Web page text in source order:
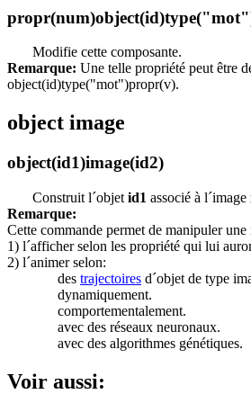
Modifie cette composante.
Remarque: Une telle propriété peut être
object(id)type("mot")propr(v).
object image
object(id1)image(id2)
Construit l´objet id1 associé à l´image
Remarque:
Cette commande permet de manipuler
1) l´afficher selon les propriété qui lui
2) l´animer selon:
des trajectoires d´objet de type
dynamiquement.
comportementalement.
avec des réseaux neuronaux.
avec des algorithmes génétiques.
Voir aussi: